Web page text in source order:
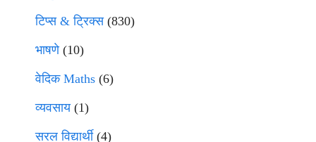
टिप्स & ट्रिक्स(830)
भाषणे(10)
वेदिक Maths (6)
व्यवसाय(1)
सरल विद्यार्थी(4)